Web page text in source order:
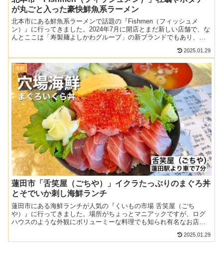
が丸ごと入った豪快鮮魚系ラーメン
北本市にある鮮魚系ラーメンで話題の『Fishmen（フィッシュメ
ン）』に行ってきました。2024年7月に開店とまだ新しい店舗で、な
んとここは「寿製麺よしかわグループ」の新ブランドでもあり、期
2025.01.29
海鮮
蓮田市「舌笑屋（ごちや）」イクラたっぷりのまぐろ丼
とそでいか刺し海鮮ランチ
蓮田市にある海鮮ランチが人気の『くいもの市場 舌笑屋（ごち
や）』に行ってきました。場所がちょっとマニアックですが、ログ
ハウスのような外観にボリューミーな料理でも知られ有名なお店の
2025.01.29